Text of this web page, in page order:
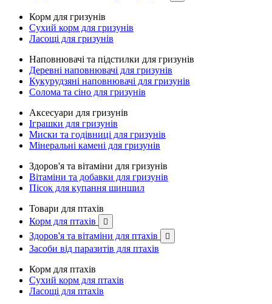
Корм для гризунів
Сухий корм для гризунів
Ласощі для гризунів
Наповнювачі та підстилки для гризунів
Деревні наповнювачі для гризунів
Кукурудзяні наповнювачі для гризунів
Солома та сіно для гризунів
Аксесуари для гризунів
Іграшки для гризунів
Миски та годівниці для гризунів
Мінеральні камені для гризунів
Здоров'я та вітаміни для гризунів
Вітаміни та добавки для гризунів
Пісок для купання шиншил
Товари для птахів
Корм для птахів

Здоров'я та вітаміни для птахів 
Засоби від паразитів для птахів
Корм для птахів
Сухий корм для птахів
Ласощі для птахів